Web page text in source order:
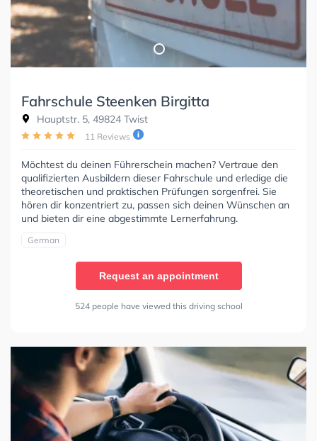
Fahrschule Steenken Birgitta
Hauptstr. 5, 49824 Twist
11 Reviews
Möchtest du deinen Führerschein machen? Vertraue den
qualifizierten Ausbildern dieser Fahrschule und erledige die
theoretischen und praktischen Prüfungen sorgenfrei. Sie
hören dir konzentriert zu, passen sich deinen Wünschen an
und bieten dir eine abgestimmte Lernerfahrung.
German
Request an appointment
524 people have viewed this driving school